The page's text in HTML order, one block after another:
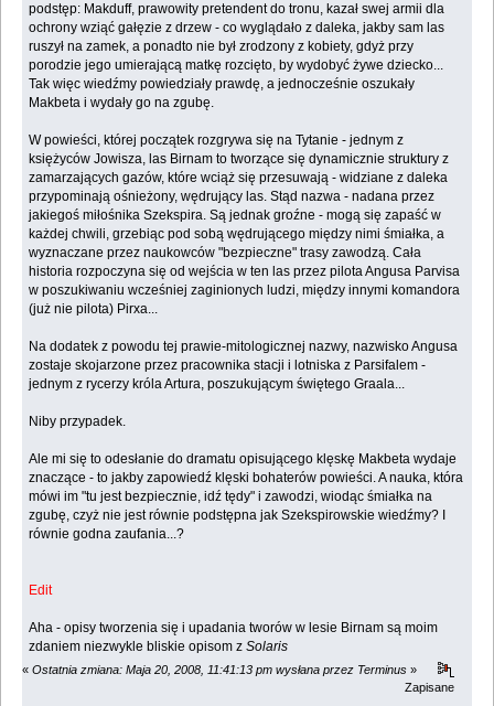
podstęp: Makduff, prawowity pretendent do tronu, kazał swej armii dla
ochrony wziąć gałęzie z drzew - co wyglądało z daleka, jakby sam las
ruszył na zamek, a ponadto nie był zrodzony z kobiety, gdyż przy
porodzie jego umierającą matkę rozcięto, by wydobyć żywe dziecko...
Tak więc wiedźmy powiedziały prawdę, a jednocześnie oszukały
Makbeta i wydały go na zgubę.
W powieści, której początek rozgrywa się na Tytanie - jednym z
księżyców Jowisza, las Birnam to tworzące się dynamicznie struktury z
zamarzających gazów, które wciąż się przesuwają - widziane z daleka
przypominają ośnieżony, wędrujący las. Stąd nazwa - nadana przez
jakiegoś miłośnika Szekspira. Są jednak groźne - mogą się zapaść w
każdej chwili, grzebiąc pod sobą wędrującego między nimi śmiałka, a
wyznaczane przez naukowców "bezpieczne" trasy zawodzą. Cała
historia rozpoczyna się od wejścia w ten las przez pilota Angusa Parvisa
w poszukiwaniu wcześniej zaginionych ludzi, między innymi komandora
(już nie pilota) Pirxa...
Na dodatek z powodu tej prawie-mitologicznej nazwy, nazwisko Angusa
zostaje skojarzone przez pracownika stacji i lotniska z Parsifalem -
jednym z rycerzy króla Artura, poszukującym świętego Graala...
Niby przypadek.
Ale mi się to odesłanie do dramatu opisującego klęskę Makbeta wydaje
znaczące - to jakby zapowiedź klęski bohaterów powieści. A nauka, która
mówi im "tu jest bezpiecznie, idź tędy" i zawodzi, wiodąc śmiałka na
zgubę, czyż nie jest równie podstępna jak Szekspirowskie wiedźmy? I
równie godna zaufania...?
Edit
Aha - opisy tworzenia się i upadania tworów w lesie Birnam są moim
zdaniem niezwykle bliskie opisom zSolaris
« Ostatnia zmiana: Maja 20, 2008, 11:41:13 pm wysłana przez Terminus »
Zapisane